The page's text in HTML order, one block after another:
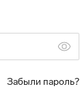
Забыли пароль?